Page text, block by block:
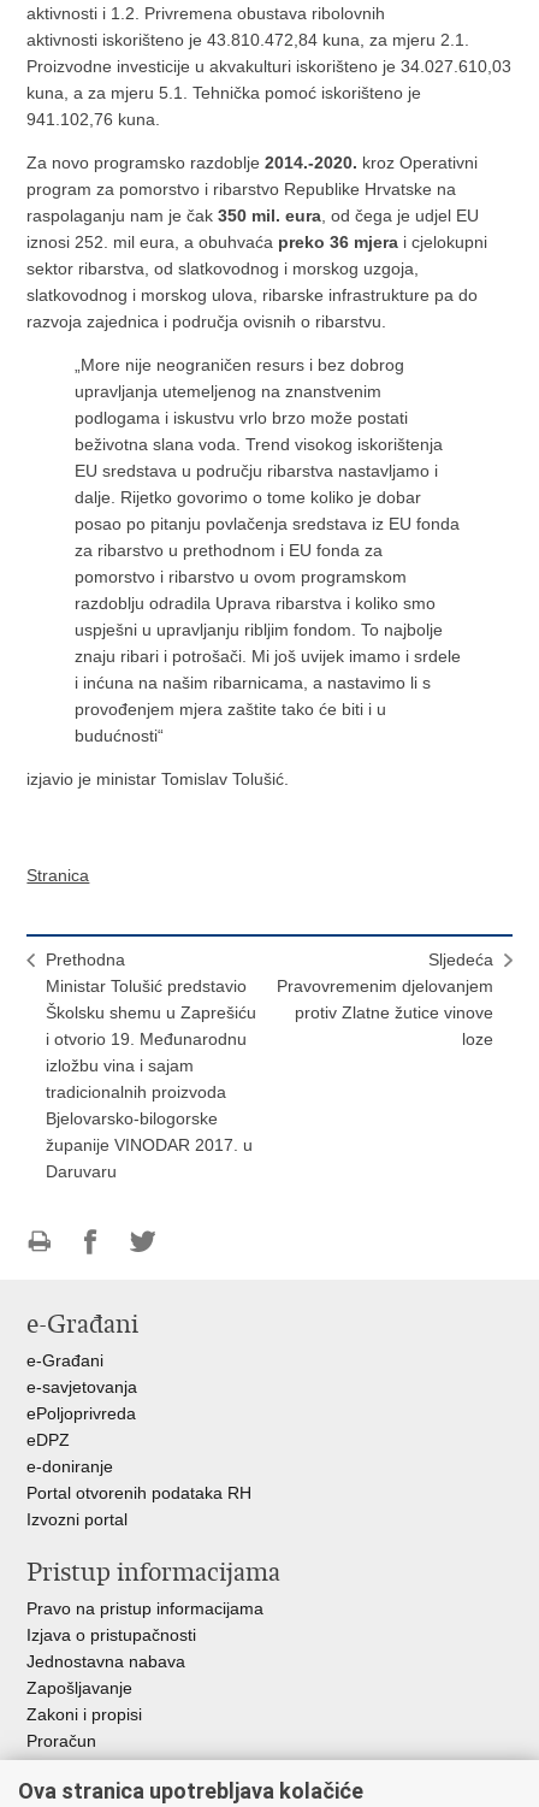
aktivnosti i 1.2. Privremena obustava ribolovnih
aktivnosti iskorišteno je 43.810.472,84 kuna, za mjeru 2.1.
Proizvodne investicije u akvakulturi iskorišteno je 34.027.610,03
kuna, a za mjeru5.1. Tehnička pomoć iskorišteno je
941.102,76 kuna.
Za novo programsko razdoblje2014.-2020. kroz Operativni
program za pomorstvo i ribarstvo Republike Hrvatske na
raspolaganju nam je čak350 mil. eura , od čega je udjel EU
iznosi 252. mil eura, a obuhvaća preko 36 mjera i cjelokupni
sektor ribarstva, od slatkovodnog i morskog uzgoja,
slatkovodnog i morskog ulova, ribarske infrastrukture pa do
razvoja zajednica i područja ovisnih o ribarstvu.
„More nije neograničen resurs i bez dobrog
upravljanja utemeljenog na znanstvenim
podlogama i iskustvu vrlo brzo može postati
beživotna slana voda. Trend visokog iskorištenja
EU sredstava u području ribarstva nastavljamo i
dalje. Rijetko govorimo o tome koliko je dobar
posao po pitanju povlačenja sredstava iz EU fonda
za ribarstvo u prethodnom i EU fonda za
pomorstvo i ribarstvo u ovom programskom
razdoblju odradila Uprava ribarstva i koliko smo
uspješni u upravljanju ribljim fondom. To najbolje
znaju ribari i potrošači. Mi još uvijek imamo i srdele
i inćuna na našim ribarnicama, a nastavimo li s
provođenjem mjera zaštite tako će biti i u
budućnosti“
izjavio je ministar Tomislav Tolušić.
Stranica
Prethodna
Ministar Tolušić predstavio
Školsku shemu u Zaprešiću
i otvorio 19. Međunarodnu
izložbu vina i sajam
tradicionalnih proizvoda
Bjelovarsko-bilogorske
županije VINODAR 2017. u
Daruvaru
Sljedeća
Pravovremenim djelovanjem
protiv Zlatne žutice vinove
loze
FacebookuTwitteru
e-Građani
e-Građani
e-savjetovanja
ePoljoprivreda
eDPZ
e-doniranje
Portal otvorenih podataka RH
Izvozni portal
Pristup informacijama
Pravo na pristup informacijama
Izjava o pristupačnosti
Jednostavna nabava
Zapošljavanje
Zakoni i propisi
Proračun
RH
Ova stranica upotrebljava kolačiće